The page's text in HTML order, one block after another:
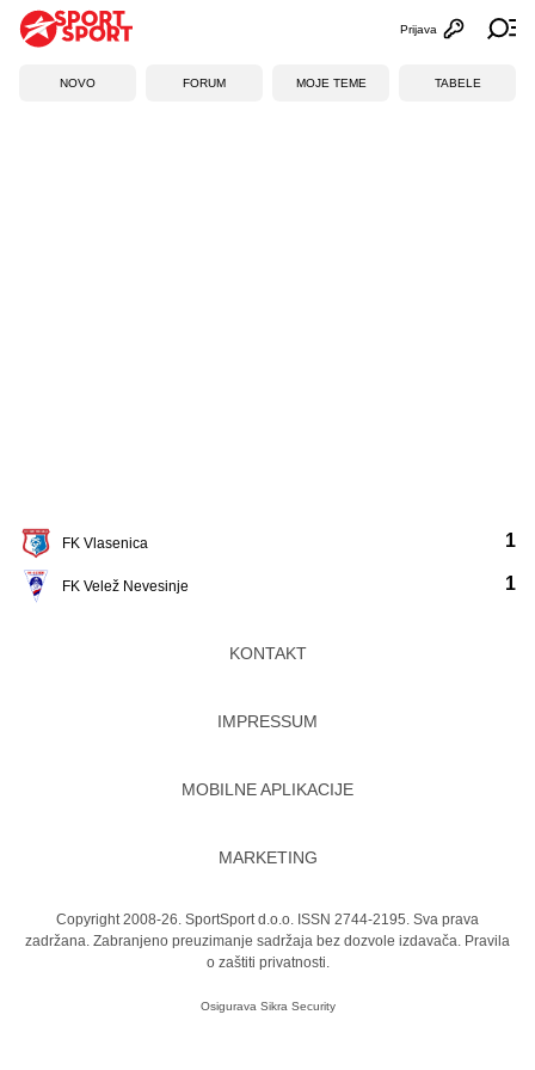
Otvori
Prijava
NOVO FORUM MOJE TEME TABELE
FK Vlasenica
FK Velež Nevesinje
1
1
KONTAKT
IMPRESSUM
MOBILNE APLIKACIJE
MARKETING
Copyright 2008-26. SportSport d.o.o. ISSN 2744-2195. Sva prava
zadržana. Zabranjeno preuzimanje sadržaja bez dozvole izdavača. Pravila
o zaštiti privatnosti.
Osigurava Sikra Security